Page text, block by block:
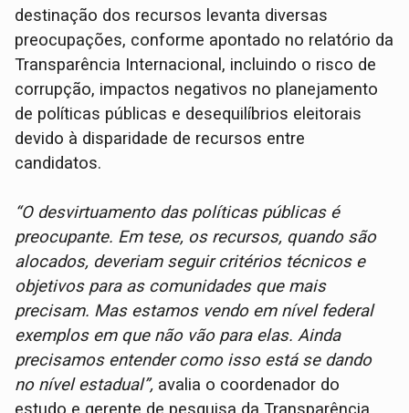
destinação dos recursos levanta diversas
preocupações, conforme apontado no relatório da
Transparência Internacional, incluindo o risco de
corrupção, impactos negativos no planejamento
de políticas públicas e desequilíbrios eleitorais
devido à disparidade de recursos entre
candidatos.
“O desvirtuamento das políticas públicas é
preocupante. Em tese, os recursos, quando são
alocados, deveriam seguir critérios técnicos e
objetivos para as comunidades que mais
precisam. Mas estamos vendo em nível federal
exemplos em que não vão para elas. Ainda
precisamos entender como isso está se dando
no nível estadual”, avalia o coordenador do